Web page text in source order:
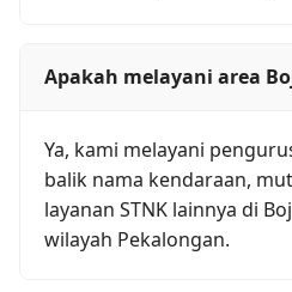
Apakah melayani area
Ya, kami melayani
balik nama kendaraan,
layanan STNK lainnya di
wilayah Pekalongan.